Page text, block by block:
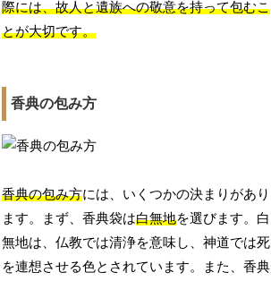
際には、故人と遺族への敬意を持って包むこ
とが大切です。
香典の包み方
香典の包み方には、いくつかの決まりがあり
ます。まず、香典袋は白無地を選びます。白
無地は、仏教では清浄を意味し、神道では死
を連想させる色とされています。また、香典